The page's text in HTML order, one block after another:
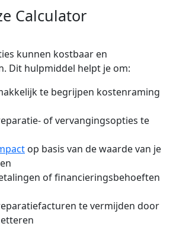
Calculator
kunnen kostbaar en
Dit hulpmiddel helpt je om:
te begrijpen kostenraming
of vervangingsopties te
op basis van de waarde van je
of financieringsbehoeften
te vermijden door